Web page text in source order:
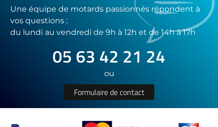
Une équipe de motards passionnés répondent à
vos questions :
du lundi au vendredi de 9h à 12h et de 14h à 17h
05 63 42 21 24
ou
Formulaire de contact